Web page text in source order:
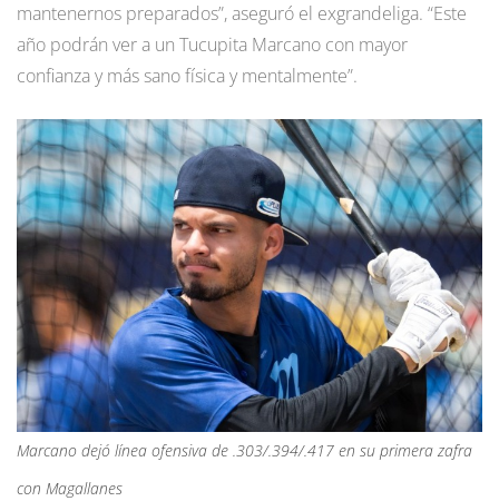
mantenernos preparados”, aseguró el exgrandeliga. “Este
año podrán ver a un Tucupita Marcano con mayor
confianza y más sano física y mentalmente”.
Marcano dejó línea ofensiva de .303/.394/.417 en su primera zafra
con Magallanes